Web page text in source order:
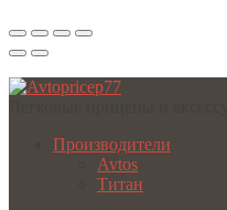
Производители
Avtos
Титан